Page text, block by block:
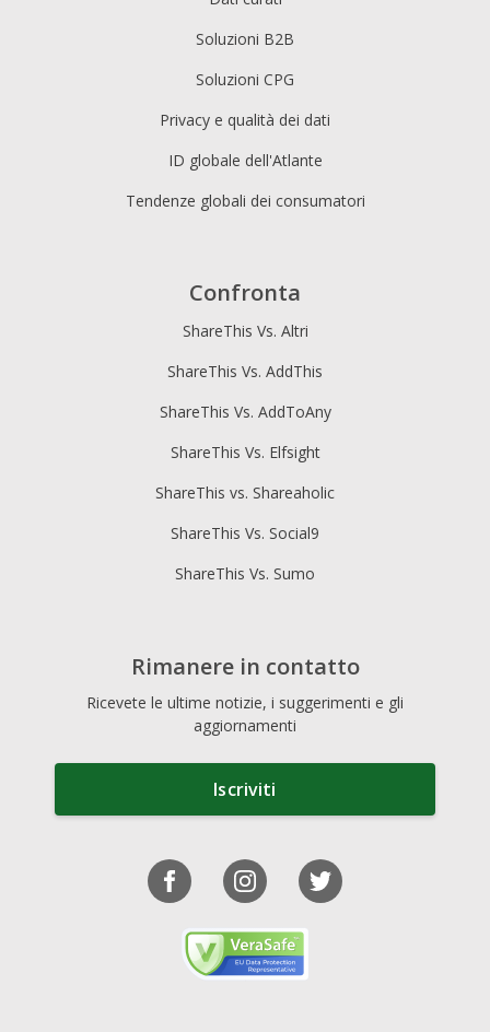
Soluzioni B2B
Soluzioni CPG
Privacy e qualità dei dati
ID globale dell'Atlante
Tendenze globali dei consumatori
Confronta
ShareThis Vs. Altri
ShareThis Vs. AddThis
ShareThis Vs. AddToAny
ShareThis Vs. Elfsight
ShareThis vs. Shareaholic
ShareThis Vs. Social9
ShareThis Vs. Sumo
Rimanere in contatto
Ricevete le ultime notizie, i suggerimenti e gli
aggiornamenti
Iscriviti